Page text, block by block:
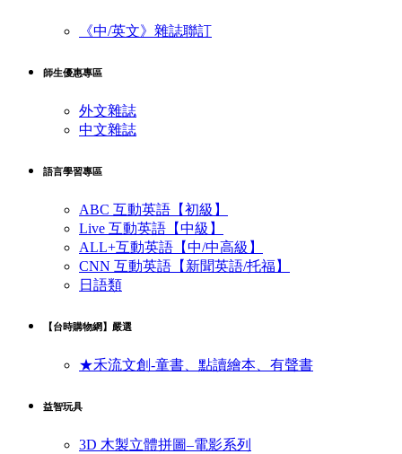
《中/英文》雜誌聯訂
師生優惠專區
外文雜誌
中文雜誌
語言學習專區
ABC 互動英語【初級】
Live 互動英語【中級】
ALL+互動英語【中/中高級】
CNN 互動英語【新聞英語/托福】
日語類
【台時購物網】嚴選
★禾流文創-童書、點讀繪本、有聲書
益智玩具
3D 木製立體拼圖–電影系列